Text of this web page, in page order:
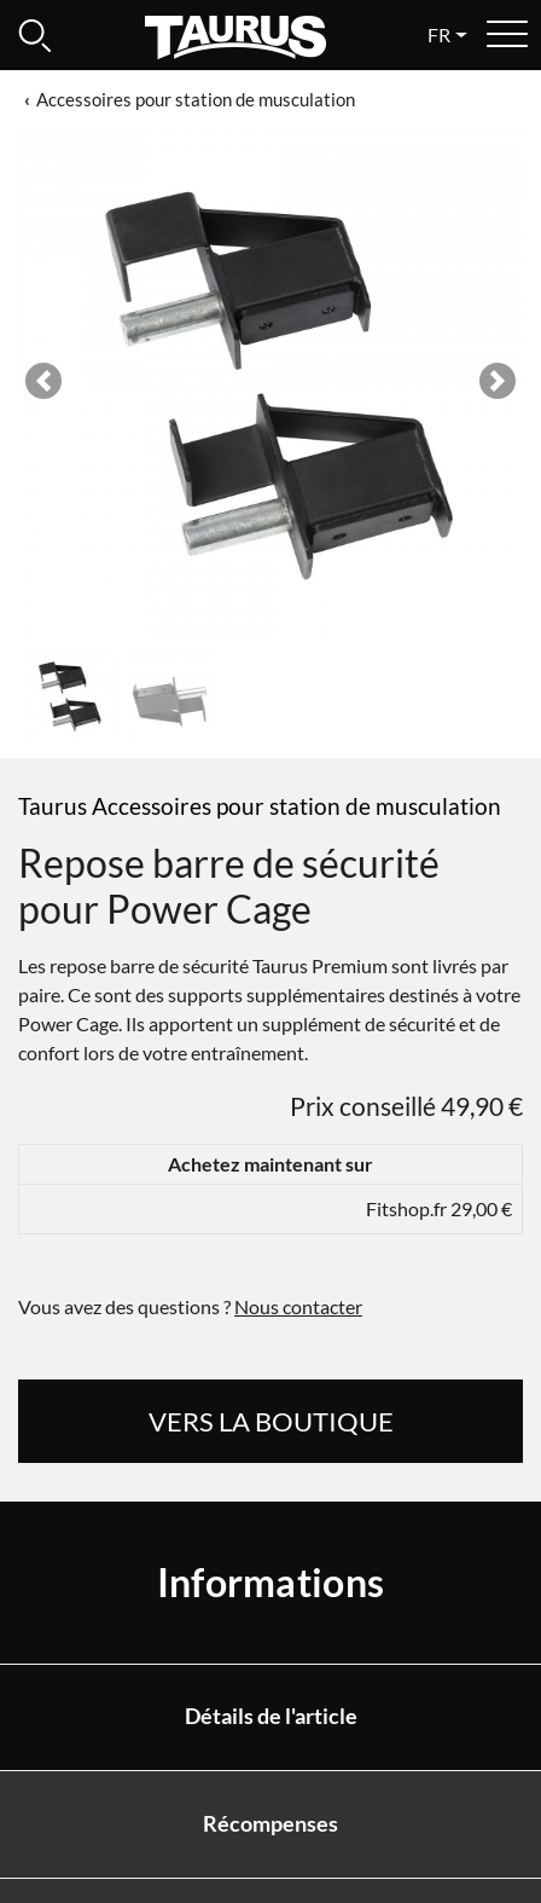
FR
Accessoires pour station de musculation
Previous Next
Taurus Accessoires pour station de musculation
Repose barre de sécurité
pour Power Cage
Les repose barre de sécurité Taurus Premium sont livrés par
paire. Ce sont des supports supplémentaires destinés à votre
Power Cage. Ils apportent un supplément de sécurité et de
confort lors de votre entraînement.
Prix conseillé 49,90 €
Achetez maintenant sur
Fitshop.fr 29,00 €
Vous avez des questions ? Nous contacter
VERS LA BOUTIQUE
Informations
Détails de l'article
Récompenses